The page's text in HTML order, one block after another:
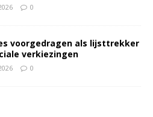
0
voorgedragen als lijsttrekker
verkiezingen
0